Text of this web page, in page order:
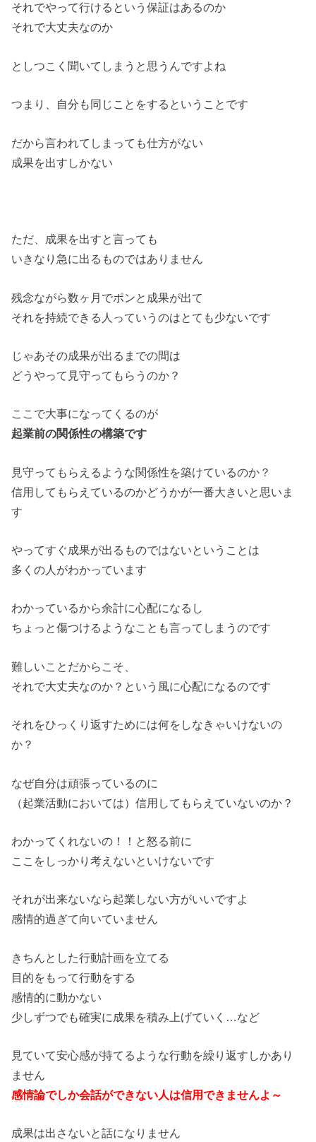
それでやって行けるという保証はあるのか
それで大丈夫なのか
としつこく聞いてしまうと思うんですよね
つまり、自分も同じことをするということです
だから言われてしまっても仕方がない
成果を出すしかない
ただ、成果を出すと言っても
いきなり急に出るものではありません
残念ながら数ヶ月でポンと成果が出て
それを持続できる人っていうのはとても少ないです
じゃあその成果が出るまでの間は
どうやって見守ってもらうのか？
ここで大事になってくるのが
起業前の関係性の構築です
見守ってもらえるような関係性を築けているのか？
信用してもらえているのかどうかが一番大きいと思いま
す
やってすぐ成果が出るものではないということは
多くの人がわかっています
わかっているから余計に心配になるし
ちょっと傷つけるようなことも言ってしまうのです
難しいことだからこそ、
それで大丈夫なのか？という風に心配になるのです
それをひっくり返すためには何をしなきゃいけないの
か？
なぜ自分は頑張っているのに
（起業活動においては）信用してもらえていないのか？
わかってくれないの！！と怒る前に
ここをしっかり考えないといけないです
それが出来ないなら起業しない方がいいですよ
感情的過ぎて向いていません
きちんとした行動計画を立てる
目的をもって行動をする
感情的に動かない
少しずつでも確実に成果を積み上げていく…など
見ていて安心感が持てるような行動を繰り返すしかあり
ません
感情論でしか会話ができない人は信用できませんよ～
成果は出さないと話になりません